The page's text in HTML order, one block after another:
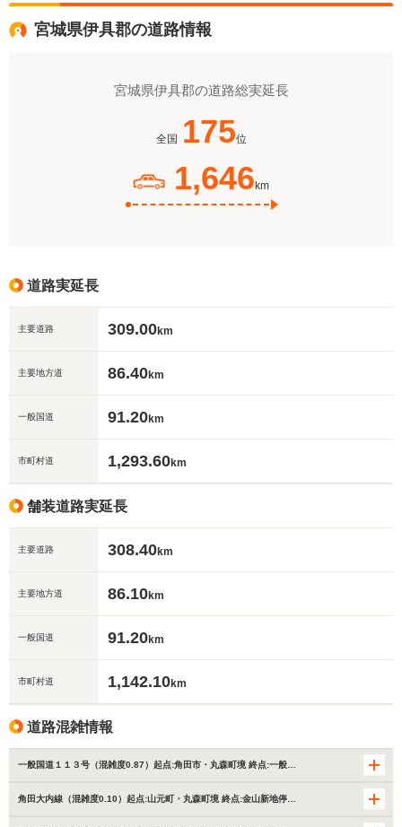
宮城県伊具郡の道路情報
宮城県伊具郡の道路総実延長
全国 175位
1,646 km
道路実延長
主要道路 309.00km
主要地方道 86.40km
一般国道 91.20km
市町村道 1,293.60km
舗装道路実延長
主要道路 308.40km
主要地方道 86.10km
一般国道 91.20km
市町村道 1,142.10km
道路混雑情報
一般国道１１３号（混雑度0.87）起点:角田市・丸森町境 終点:一般…
角田大内線（混雑度0.10）起点:山元町・丸森町境 終点:金山新地停…